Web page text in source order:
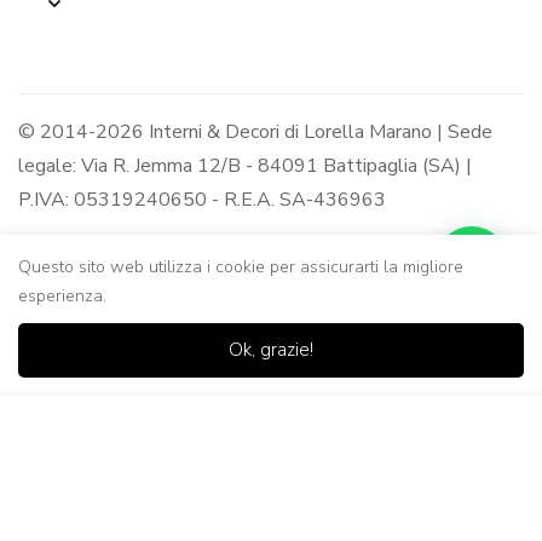
© 2014-2026 Interni & Decori di Lorella Marano | Sede
legale: Via R. Jemma 12/B - 84091 Battipaglia (SA) |
P.IVA: 05319240650 - R.E.A. SA-436963
Questo sito web utilizza i cookie per assicurarti la migliore
esperienza.
Ok, grazie!
Casa Negozio
0
Lista dei Carrello Ricerca